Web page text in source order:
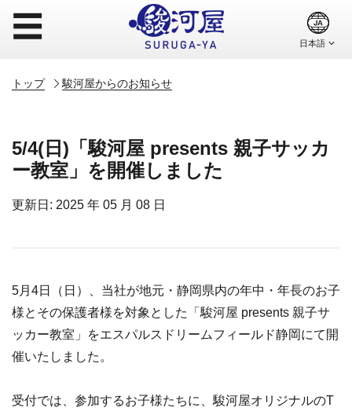
☰
トップ 駿河屋からのお知らせ
5/4(日)「駿河屋 presents 親子サッカ
ー教室」を開催しました
更新日: 2025 年 05 月 08 日
5月4日（日）、当社が地元・静岡県内の年中・年長のお子
様とその保護者様を対象とした「駿河屋 presents 親子サ
ッカー教室」をエスパルスドリームフィールド静岡にて開
催いたしました。
受付では、参加するお子様たちに、駿河屋オリジナルのT